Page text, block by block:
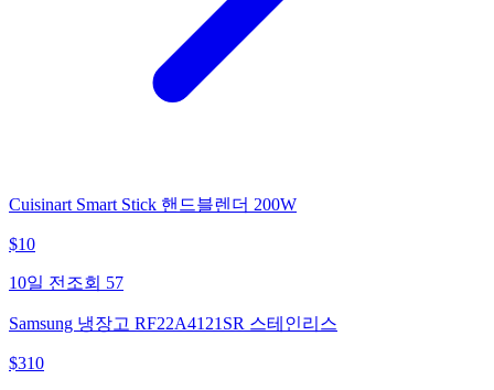
Cuisinart Smart Stick 핸드블렌더 200W
$10
10일 전 조회 57
Samsung 냉장고 RF22A4121SR 스테인리스
$310